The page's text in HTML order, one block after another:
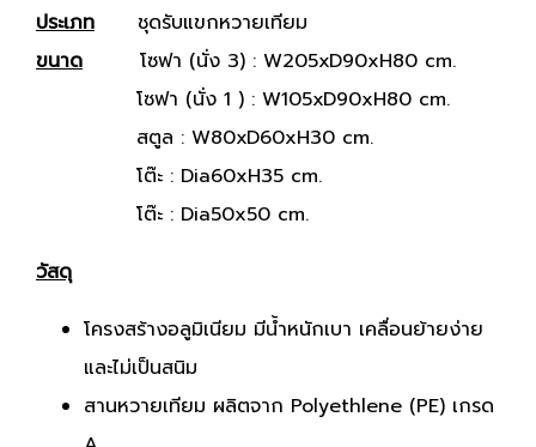
ประเภท
ชุดรับแขกหวายเทียม
ขนาด
โซฟา (นั่ง 3) : W205xD90xH80 cm.
โซฟา (นั่ง 1 ) : W105xD90xH80 cm.
สตูล : W80xD60xH30 cm.
โต๊ะ : Dia60xH35 cm.
โต๊ะ : Dia50x50 cm.
วัสดุ
โครงสร้างอลูมิเนียม มีน้ำหนักเบา เคลื่อนย้ายง่าย
และไม่เป็นสนิม
สานหวายเทียม ผลิตจาก Polyethlene (PE) เกรด